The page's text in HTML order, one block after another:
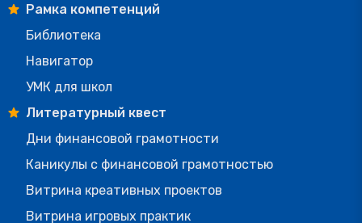
Рамка компетенций
Библиотека
Навигатор
УМК для школ
Литературный квест
Дни финансовой грамотности
Каникулы с финансовой грамотностью
Витрина креативных проектов
Витрина игровых практик